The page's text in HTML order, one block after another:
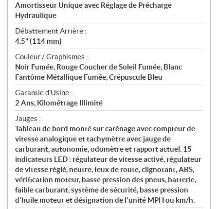
Amortisseur Unique avec Réglage de Précharge
Hydraulique
Débattement Arrière :
4.5" (114 mm)
Couleur / Graphismes :
Noir Fumée, Rouge Coucher de Soleil Fumée, Blanc
Fantôme Métallique Fumée, Crépuscule Bleu
Garantie d'Usine :
2 Ans, Kilométrage Illimité
Jauges :
Tableau de bord monté sur carénage avec compteur de
vitesse analogique et tachymètre avec jauge de
carburant, autonomie, odomètre et rapport actuel. 15
indicateurs LED : régulateur de vitesse activé, régulateur
de vitesse réglé, neutre, feux de route, clignotant, ABS,
vérification moteur, basse pression des pneus, batterie,
faible carburant, système de sécurité, basse pression
d'huile moteur et désignation de l'unité MPH ou km/h.